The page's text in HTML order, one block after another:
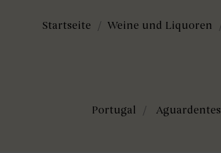
Startseite Weine und Liquoren
Portugal Aguardentes